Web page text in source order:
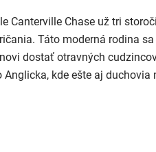
Canterville Chase už tri
Táto moderná rodina
dostať otravných
kde ešte aj duchovia